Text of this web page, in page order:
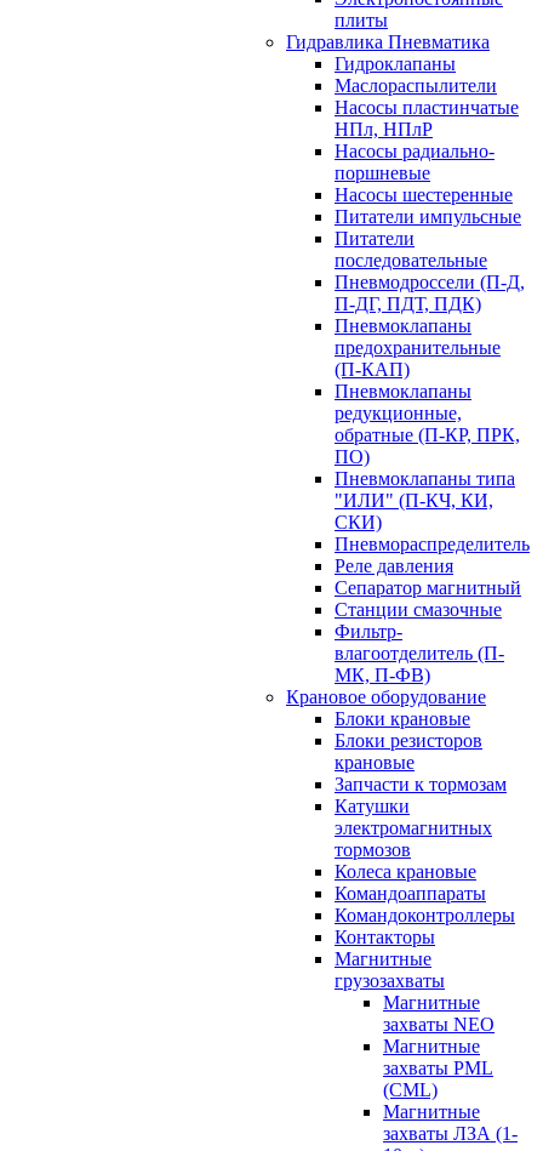
плиты
Гидравлика Пневматика
Гидроклапаны
Маслораспылители
Насосы пластинчатые
НПл, НПлР
Насосы радиально-
поршневые
Насосы шестеренные
Питатели импульсные
Питатели
последовательные
Пневмодроссели (П-Д,
П-ДГ, ПДТ, ПДК)
Пневмоклапаны
предохранительные
(П-КАП)
Пневмоклапаны
редукционные,
обратные (П-КР, ПРК,
ПО)
Пневмоклапаны типа
"ИЛИ" (П-КЧ, КИ,
СКИ)
Пневмораспределитель
Реле давления
Сепаратор магнитный
Станции смазочные
Фильтр-
влагоотделитель (П-
МК, П-ФВ)
Крановое оборудование
Блоки крановые
Блоки резисторов
крановые
Запчасти к тормозам
Катушки
электромагнитных
тормозов
Колеса крановые
Командоаппараты
Командоконтроллеры
Контакторы
Магнитные
грузозахваты
Магнитные
захваты NEO
Магнитные
захваты PML
(CML)
Магнитные
захваты ЛЗА (1-